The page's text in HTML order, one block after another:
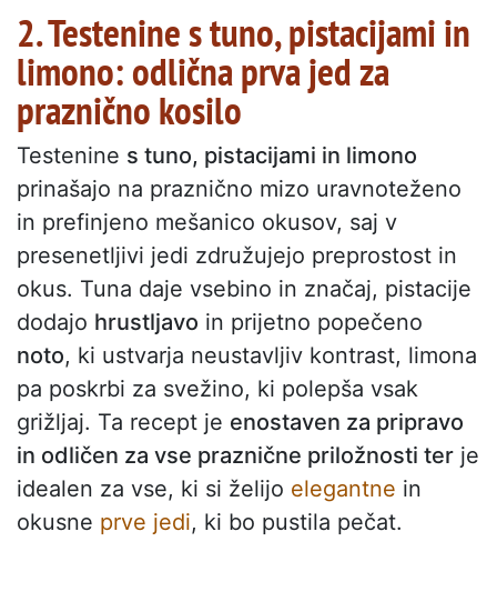
2. Testenine s tuno, pistacijami in
limono: odlična prva jed za
praznično kosilo
Testenine s tuno, pistacijami in limono
prinašajo na praznično mizo uravnoteženo
in prefinjeno mešanico okusov, saj v
presenetljivi jedi združujejo preprostost in
okus. Tuna daje vsebino in značaj, pistacije
dodajo hrustljavo in prijetno popečeno
noto, ki ustvarja neustavljiv kontrast, limona
pa poskrbi za svežino, ki polepša vsak
grižljaj. Ta recept je enostaven za pripravo
in odličen za vse praznične priložnosti ter je
idealen za vse, ki si želijo elegantne in
okusne prve jedi, ki bo pustila pečat.